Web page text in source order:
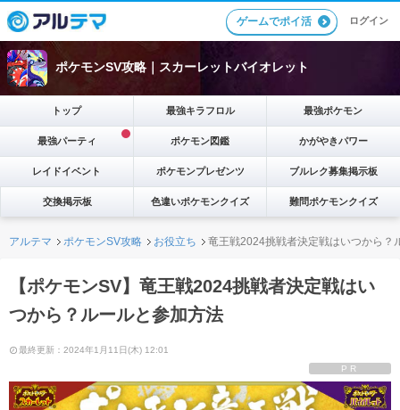
ゲームでポイ活 ログイン
ポケモンSV攻略｜スカーレットバイオレット
トップ 最強キラフロル 最強ポケモン
最強パーティ ポケモン図鑑 かがやきパワー
レイドイベント ポケモンプレゼンツ ブルレク募集掲示板
交換掲示板 色違いポケモンクイズ 難問ポケモンクイズ
アルテマ ポケモンSV攻略 お役立ち 竜王戦2024挑戦者決定戦はいつから？
【ポケモンSV】竜王戦2024挑戦者決定戦はい
つから？ルールと参加方法
最終更新：2024年1月11日(木) 12:01
PR